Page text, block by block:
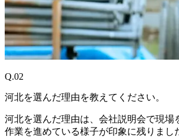
Q.02
河北を選んだ理由を教えてください。
河北を選んだ理由は、会社説明会で現
作業を進めている様子が印象に残りまし